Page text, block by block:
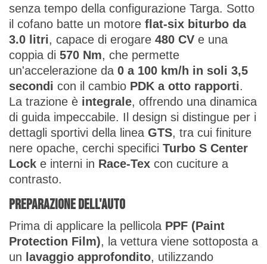
senza tempo della configurazione Targa. Sotto
il cofano batte un motore flat-six biturbo da
3.0 litri, capace di erogare 480 CV e una
coppia di 570 Nm, che permette
un'accelerazione da 0 a 100 km/h in soli 3,5
secondi con il cambio PDK a otto rapporti.
La trazione è integrale, offrendo una dinamica
di guida impeccabile. Il design si distingue per i
dettagli sportivi della linea GTS, tra cui finiture
nere opache, cerchi specifici Turbo S Center
Lock e interni in Race-Tex con cuciture a
contrasto.
Preparazione dell'auto
Prima di applicare la pellicola PPF (Paint
Protection Film), la vettura viene sottoposta a
un lavaggio approfondito, utilizzando